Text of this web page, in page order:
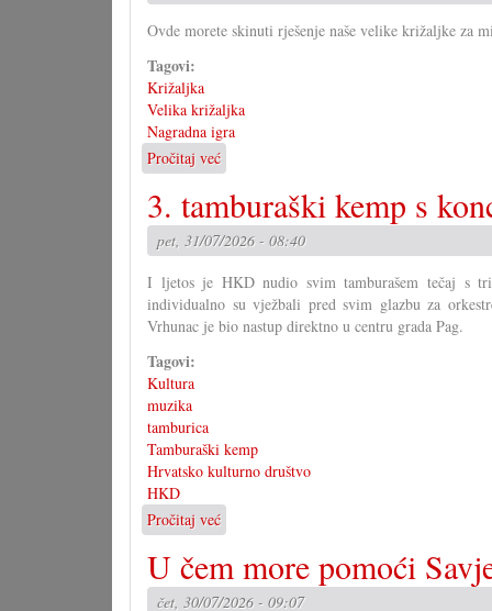
Ovde morete skinuti rješenje naše velike križaljke za
Tagovi:
Križaljka
Velika križaljka
Nagradna igra
Pročitaj već
Rješenje
velike
križaljke
za
juli
3. tamburaški kemp s
pet, 31/07/2026 - 08:40
I ljetos je HKD nudio svim tamburašem tečaj s
individualno su vježbali pred svim glazbu za
Vrhunac je bio nastup direktno u centru grada Pag.
Tagovi:
Kultura
muzika
tamburica
Tamburaški kemp
Hrvatsko kulturno društvo
HKD
Pročitaj već
3.
tamburaški
kemp
U čem more pomoći
čet, 30/07/2026 - 09:07